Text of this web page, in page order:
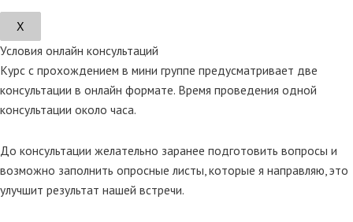
Х
Условия онлайн консультаций
Курс с прохождением в мини группе предусматривает две
консультации в онлайн формате. Время проведения одной
консультации около часа.
До консультации желательно заранее подготовить вопросы и
возможно заполнить опросные листы, которые я направляю, это
улучшит результат нашей встречи.